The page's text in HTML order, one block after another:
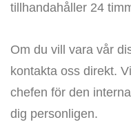
tillhandahåller 24
Om du vill vara vår
kontakta oss direkt.
chefen för den
dig personligen.